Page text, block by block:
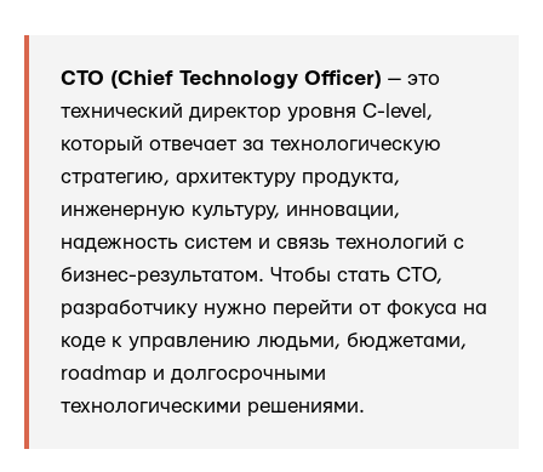
CTO (Chief Technology Officer) — это
технический директор уровня C-level,
который отвечает за технологическую
стратегию, архитектуру продукта,
инженерную культуру, инновации,
надежность систем и связь технологий с
бизнес-результатом. Чтобы стать CTO,
разработчику нужно перейти от фокуса на
коде к управлению людьми, бюджетами,
roadmap и долгосрочными
технологическими решениями.